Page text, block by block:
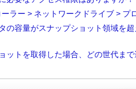
ラー > ネットワークドライブ > プ
の容量がスナップショット領域を
ットを取得した場合、どの世代ま